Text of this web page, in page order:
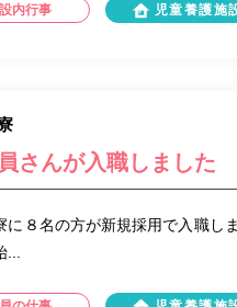
内行事 児童養護施
さんが入職しました
に８名の方が新規採用で入職し